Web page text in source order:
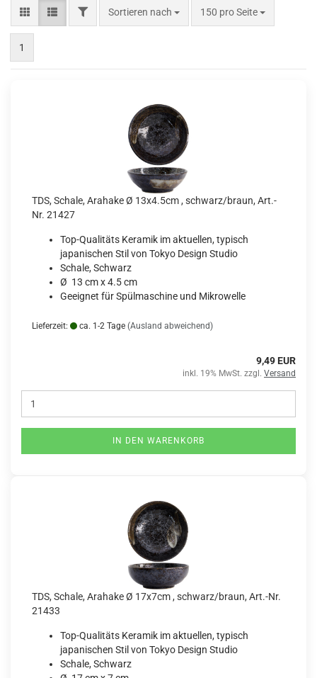
FILTERSortieren nach
Sortieren nach 150 pro Seite
pro Seite
1
TDS, Schale, Arahake Ø 13x4.5cm , schwarz/braun, Art.-
Nr. 21427
Top-Qualitäts Keramik im aktuellen, typisch
japanischen Stil von Tokyo Design Studio
Schale, Schwarz
Ø 13 cm x 4.5 cm
Geeignet für Spülmaschine und Mikrowelle
Lieferzeit: ca. 1-2 Tage (Ausland abweichend)
9,49 EUR
inkl. 19% MwSt. zzgl. Versand
IN DEN WARENKORB
TDS, Schale, Arahake Ø 17x7cm , schwarz/braun, Art.-Nr.
21433
Top-Qualitäts Keramik im aktuellen, typisch
japanischen Stil von Tokyo Design Studio
Schale, Schwarz